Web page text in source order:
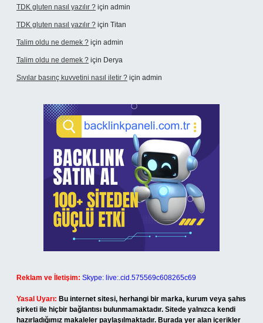
TDK gluten nasıl yazılır ? için admin
TDK gluten nasıl yazılır ? için Titan
Talim oldu ne demek ? için admin
Talim oldu ne demek ? için Derya
Sıvılar basınç kuvvetini nasıl iletir ? için admin
Reklam ve İletişim: Skype: live:.cid.575569c608265c69
Yasal Uyarı: Bu internet sitesi, herhangi bir marka, kurum veya şahıs
şirketi ile hiçbir bağlantısı bulunmamaktadır. Sitede yalnızca kendi
hazırladığımız makaleler paylaşılmaktadır. Burada yer alan içerikler